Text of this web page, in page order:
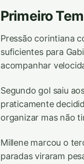
Primeiro
Pressão corintiana
suficientes para
acompanhar
Segundo gol saiu
praticamente
organizar mas não
Millene marcou o
paradas viraram